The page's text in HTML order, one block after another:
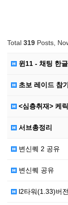
Total 319 Posts,
윈11 - 채팅 한
초보 레이드 참
<심층취재> 케릭터
서브총정리
변신퀘 2 공유
변신퀘 공유
l2타워(1.33)버